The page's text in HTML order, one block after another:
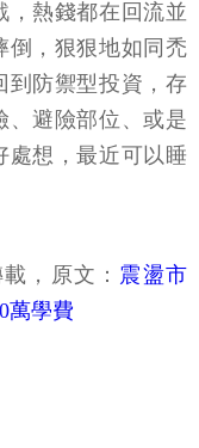
，熱錢都在回流並
倒，狠狠地如同禿
到防禦型投資，存
、避險部位、或是
處想，最近可以睡
，原文： 震盪市
萬學費